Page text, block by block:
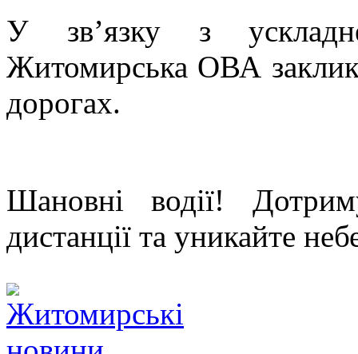
У зв’язку з
Житомирська ОВА
дорогах.
Шановні водії!
дистанції та уникайте